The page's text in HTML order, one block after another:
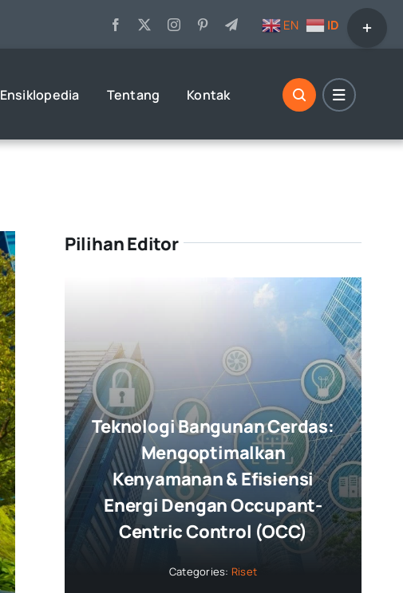
EN ID
Ensiklopedia Tentang Kontak
Pilihan Editor
Teknologi Bangunan Cerdas:
Mengoptimalkan
Kenyamanan & Efisiensi
Energi Dengan Occupant-
Centric Control (OCC)
Categories: Riset
Toggle
Sliding
Area